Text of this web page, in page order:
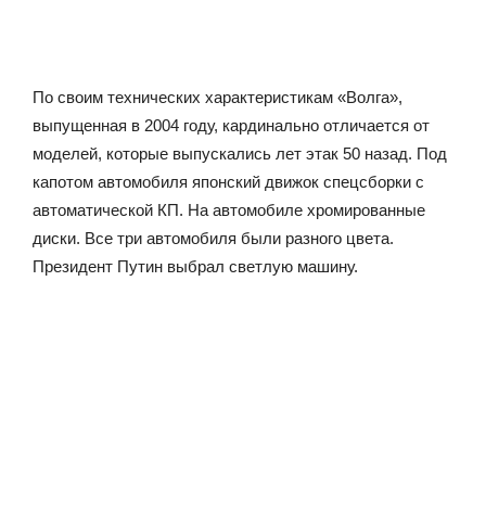
По своим технических характеристикам «Волга»,
выпущенная в 2004 году, кардинально отличается от
моделей, которые выпускались лет этак 50 назад. Под
капотом автомобиля японский движок спецсборки с
автоматической КП. На автомобиле хромированные
диски. Все три автомобиля были разного цвета.
Президент Путин выбрал светлую машину.